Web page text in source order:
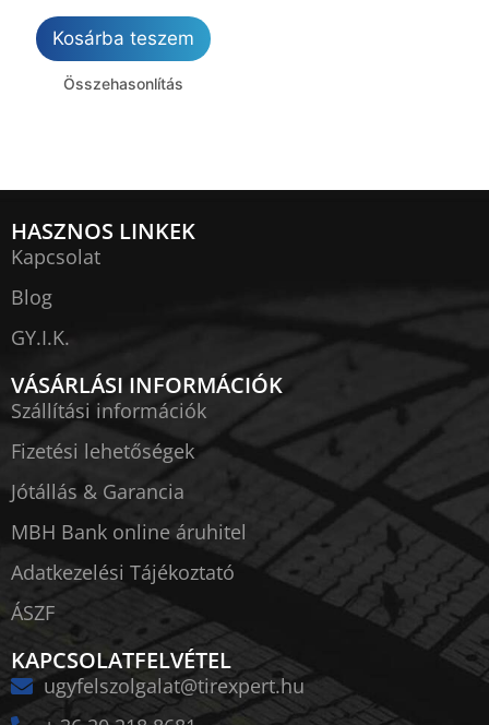
Kosárba teszem
Összehasonlítás
HASZNOS LINKEK
Kapcsolat
Blog
GY.I.K.
VÁSÁRLÁSI INFORMÁCIÓK
Szállítási információk
Fizetési lehetőségek
Jótállás & Garancia
MBH Bank online áruhitel
Adatkezelési Tájékoztató
ÁSZF
KAPCSOLATFELVÉTEL
ugyfelszolgalat@tirexpert.hu